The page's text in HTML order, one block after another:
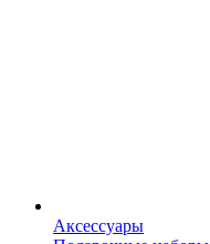
Аксессуары